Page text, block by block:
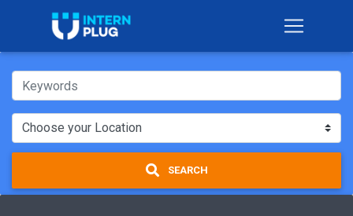
SEARCH